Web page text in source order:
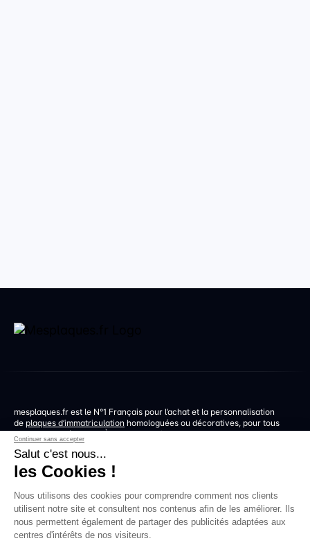
Continuer sans accepter
Salut c'est nous...
les Cookies !
Nous utilisons des cookies pour comprendre comment nos clients
utilisent notre site et consultent nos contenus afin de les améliorer. Ils
nous permettent également de partager des publicités adaptées aux
centres d'intérêts de nos visiteurs.
mesplaques.fr est le N°1 Français pour l’achat et la personnalisation
de plaques d’immatriculation homologuées ou décoratives, pour tous
les types de véhicules. À l’aide du configurateur en ligne le plus
poussé sur le marché, créez vos
et recevez-les directement chez vous ou en point relais en 48h
seulement. Pour la route ou pour un shooting, pour la maison ou pour
votre camion, commencez dès maintenant à créer vos plus belles
plaques, à partir de 15€.
CONTACTEZ-NOUS